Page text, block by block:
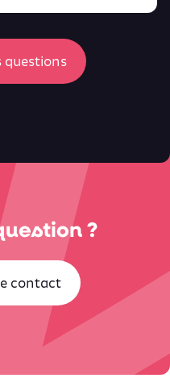
questions
?
contact